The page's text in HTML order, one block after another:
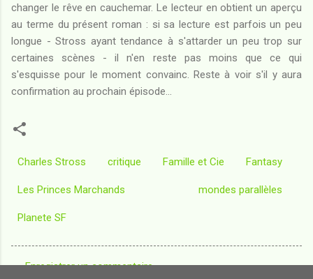
changer le rêve en cauchemar. Le lecteur en obtient un aperçu
au terme du présent roman : si sa lecture est parfois un peu
longue - Stross ayant tendance à s'attarder un peu trop sur
certaines scènes - il n'en reste pas moins que ce qui
s'esquisse pour le moment convainc. Reste à voir s'il y aura
confirmation au prochain épisode...
Charles Stross critique Famille et Cie Fantasy
Les Princes Marchands mondes parallèles
Planete SF
Enregistrer un commentaire